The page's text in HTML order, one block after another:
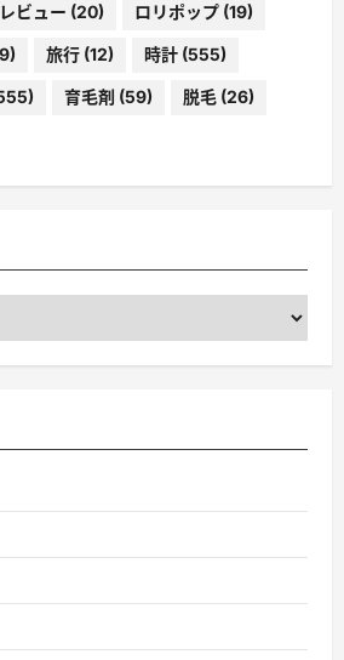
レビュー (20) ロリポップ (19)
旅行 (12) 時計 (555)
育毛剤 (59) 脱毛 (26)